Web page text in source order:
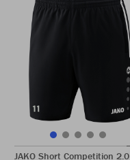
JAKO Short Competition 2.0